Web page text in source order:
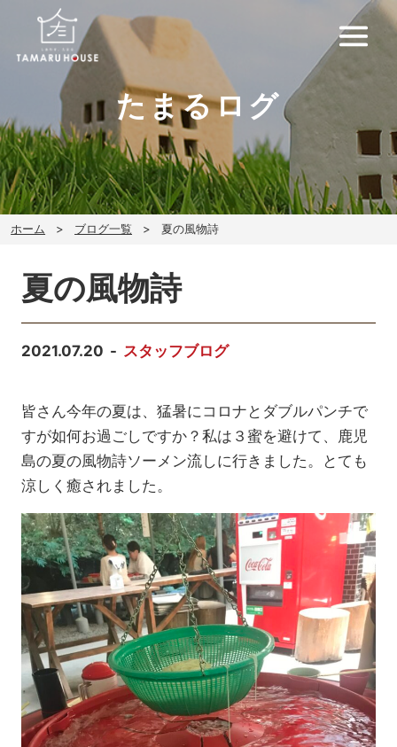
たまるログ
ホーム ブログ一覧 夏の風物詩
夏の風物詩
2021.07.20 スタッフブログ
皆さん今年の夏は、猛暑にコロナとダブルパンチで
すが如何お過ごしですか？私は３蜜を避けて、鹿児
島の夏の風物詩ソーメン流しに行きました。とても
涼しく癒されました。